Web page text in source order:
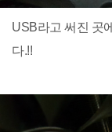
USB라고 써진 곳
다.!!